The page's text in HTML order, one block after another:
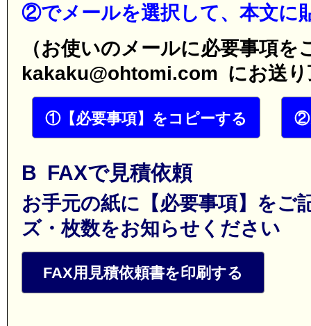
②でメールを選択して、本文に
（お使いのメールに必要事項
kakaku@ohtomi.com にお送り
①【必要事項】をコピーする ②
B FAXで見積依頼
お手元の紙に【必要事項】をご
ズ・枚数をお知らせください
FAX用見積依頼書を印刷する